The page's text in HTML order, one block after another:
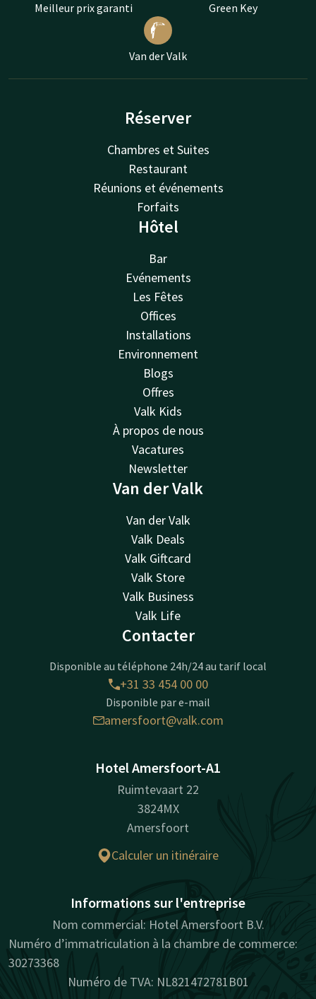
Meilleur prix garanti Green Key
Van der Valk
Réserver
Chambres et Suites
Restaurant
Réunions et événements
Forfaits
Hôtel
Bar
Evénements
Les Fêtes
Offices
Installations
Environnement
Blogs
Offres
Valk Kids
À propos de nous
Vacatures
Newsletter
Van der Valk
Van der Valk
Valk Deals
Valk Giftcard
Valk Store
Valk Business
Valk Life
Contacter
Disponible au téléphone 24h/24 au tarif local
+31 33 454 00 00
Disponible par e-mail
amersfoort@valk.com
Hotel Amersfoort-A1
Ruimtevaart 22
3824MX
Amersfoort
Calculer un itinéraire
Informations sur l'entreprise
Nom commercial: Hotel Amersfoort B.V.
Numéro d’immatriculation à la chambre de commerce:
30273368
Numéro de TVA: NL821472781B01